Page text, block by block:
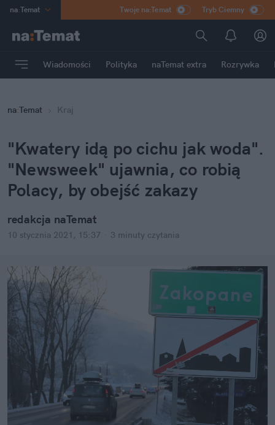
na:Temat
Poland
mama
Rozrywka
Twoje na:Temat Tryb Ciemny
Wiadomości Polityka naTemat extra Rozrywka
na:Temat Kraj
"Kwatery idą po cichu jak woda".
"Newsweek" ujawnia, co robią
Polacy, by obejść zakazy
redakcja naTemat
10 stycznia 2021, 15:37 3 minuty czytania